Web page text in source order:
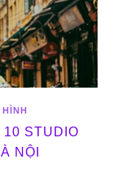
10 STUDIO
NỘI